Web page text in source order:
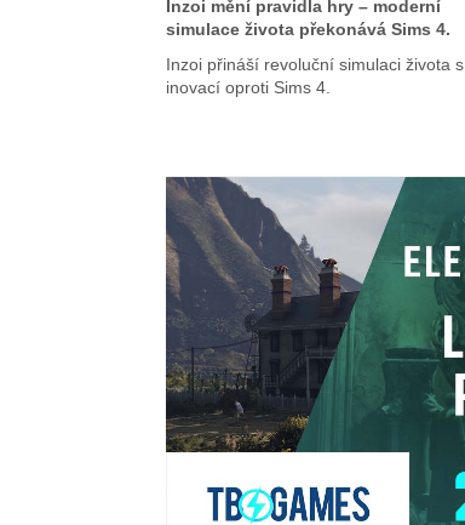
Inzoi mění pravidla hry – moderní
simulace života překonává Sims 4.
Inzoi přináší revoluční simulaci života s
inovací oproti Sims 4.